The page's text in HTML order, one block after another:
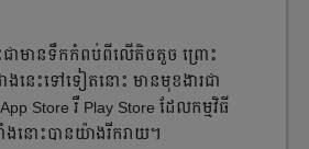
ជា​មាន​ទឹក​កំពប់​ពី​លើ​តិច​តួច ព្រោះ
ង​នេះ​ទៅ​ទៀត​នោះ មាន​មុខងារ​ជា​
Store រឺ Play Store ដែល​កម្មវិធី​
ង​នោះ​បាន​យ៉ាង​រីករាយ។